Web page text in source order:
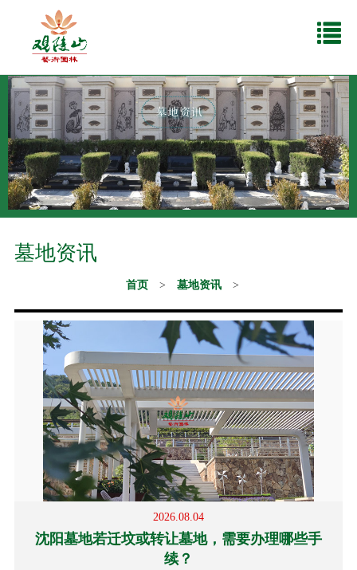
墓地资讯
首页 > 墓地资讯 >
2026.08.04
沈阳墓地若迁坟或转让墓地，需要办理哪些手
续？